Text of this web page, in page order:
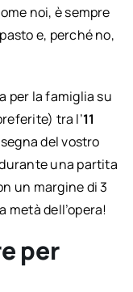
noi, è sempre
e, perché no,
per la famiglia su
tra l’11
del vostro
una partita
un margine di 3
metà dell’opera!
per